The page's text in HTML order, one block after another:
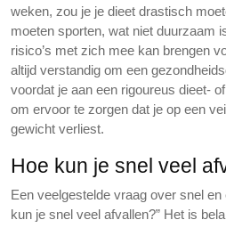
weken, zou je je dieet drastisch
moeten sporten, wat niet duurzaam
risico’s met zich mee kan brengen
altijd verstandig om een
voordat je aan een rigoureus dieet-
om ervoor te zorgen dat je op een
gewicht verliest.
Hoe kun je snel veel
Een veelgestelde vraag over snel en
kun je snel veel afvallen?” Het is